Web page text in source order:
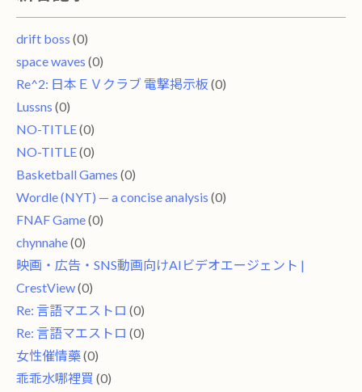
drift boss (0)
space waves (0)
Re^2: 日本ＥＶクラブ 電撃掲示板 (0)
Lussns (0)
NO-TITLE(0)
NO-TITLE(0)
Basketball Games (0)
Wordle (NYT) — a concise analysis (0)
FNAF Game(0)
chynnahe(0)
映画・広告・SNS動画向けAIビデオエージェント |
CrestView(0)
Re: 言語マエストロ (0)
Re: 言語マエストロ (0)
女性催情藥(0)
乖乖水哪裡買 (0)